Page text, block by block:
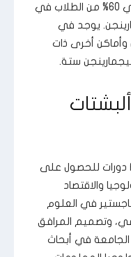
إجمالي 3500 طالب، حيث يدرس حوالي 60% من الطلاب في
سيجمارينجن. يوجد في
أخرى ذات
ستة.
تقدم جامعة Albstadt-Sigmaringen دورات للحصول على
والاقتصاد
في العلوم
وتصميم المرافق
الجامعة في أبحاث